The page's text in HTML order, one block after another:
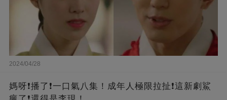
2024/04/28
媽呀❗️播了❗一口氣八集！成年人極限拉扯❗這新劇鯊